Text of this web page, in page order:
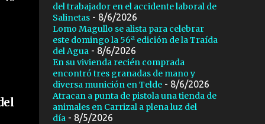
del trabajador en el accidente laboral de
Salinetas- 8/6/2026
Lomo Magullo se alista para celebrar
este domingo la 56ª edición de la Traída
del Agua - 8/6/2026
En su vivienda recién comprada
encontró tres granadas de mano y
diversa munición en Telde- 8/6/2026
Atracan a punta de pistola una tienda de
animales en Carrizal a plena luz del
día - 8/5/2026